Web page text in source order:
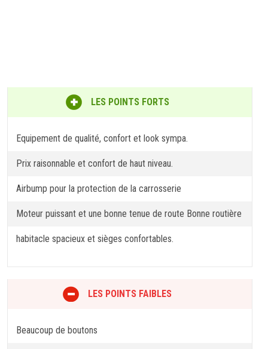
LES POINTS FORTS
Equipement de qualité, confort et look sympa.
Prix raisonnable et confort de haut niveau.
Airbump pour la protection de la carrosserie
Moteur puissant et une bonne tenue de route Bonne routière
habitacle spacieux et sièges confortables.
LES POINTS FAIBLES
Beaucoup de boutons